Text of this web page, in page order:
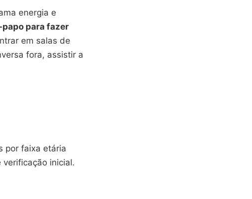
energia e
para fazer
em salas de
fora, assistir a
por faixa etária
inicial.